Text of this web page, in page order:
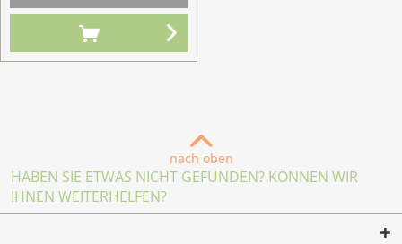
nach oben
HABEN SIE ETWAS NICHT GEFUNDEN? KÖNNEN WIR
IHNEN WEITERHELFEN?